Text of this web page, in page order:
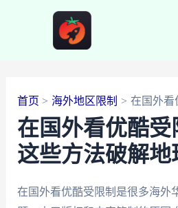
首页 海外地区限制 在国外看
在国外看优酷受
这些方法破解地
在国外看优酷受限制是很多海外